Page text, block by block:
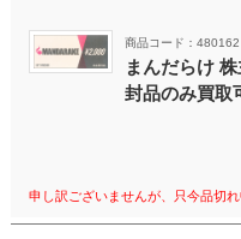
商品コード：480162
まんだらけ
封品のみ買取
申し訳ございませんが、只今品切れ